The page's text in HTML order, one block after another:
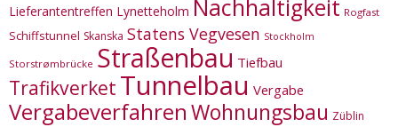
Lieferantentreffen Lynetteholm Nachhaltigkeit Rogfast
Schiffstunnel Skanska Statens Vegvesen Stockholm
Storstrømbrücke Straßenbau Tiefbau
Trafikverket Tunnelbau Vergabe
VergabeverfahrenWohnungsbau Züblin